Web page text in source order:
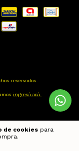
de cookies para
reservados.
ingresá acá.